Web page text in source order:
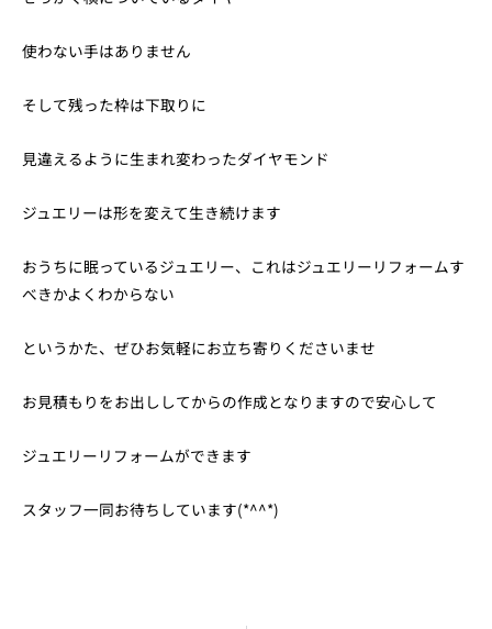
使わない手はありません
そして残った枠は下取りに
見違えるように生まれ変わったダイヤモンド
ジュエリーは形を変えて生き続けます
おうちに眠っているジュエリー、これはジュエリーリフォームす
べきかよくわからない
というかた、ぜひお気軽にお立ち寄りくださいませ
お見積もりをお出ししてからの作成となりますので安心して
ジュエリーリフォームができます
スタッフ一同お待ちしています(*^^*)